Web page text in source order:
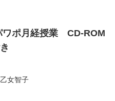
ポ月経授業 CD-ROM
女智子